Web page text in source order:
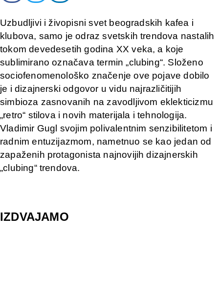
Uzbudljivi i živopisni svet beogradskih kafea i
klubova, samo je odraz svetskih trendova nastalih
tokom devedesetih godina XX veka, a koje
sublimirano označava termin „clubing“. Složeno
sociofenomenološko značenje ove pojave dobilo
je i dizajnerski odgovor u vidu najrazličitijih
simbioza zasnovanih na zavodljivom eklekticizmu
„retro“ stilova i novih materijala i tehnologija.
Vladimir Gugl svojim polivalentnim senzibilitetom i
radnim entuzijazmom, nametnuo se kao jedan od
zapaženih protagonista najnovijih dizajnerskih
„clubing“ trendova.
IZDVAJAMO